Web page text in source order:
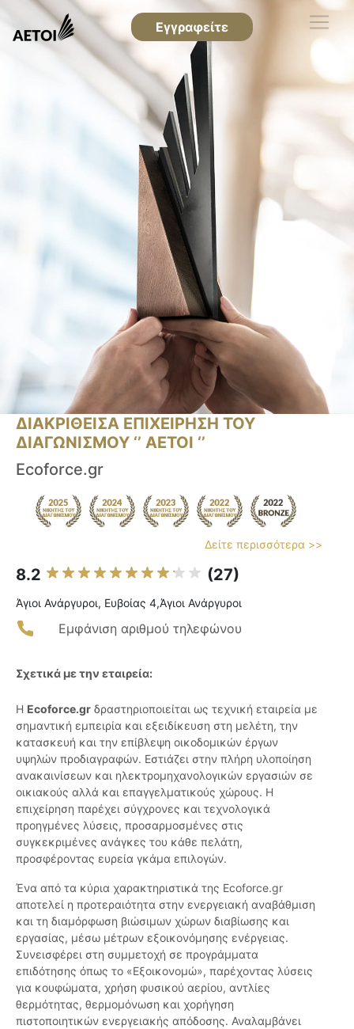
Εγγραφείτε
ΔΙΑΚΡΙΘΕΙΣΑ ΕΠΙΧΕΙΡΗΣΗ ΤΟΥ
ΔΙΑΓΩΝΙΣΜΟΥ ‘’ ΑΕΤΟΙ ‘’
Ecoforce.gr
Δείτε περισσότερα >>
8.2 (27)
Άγιοι Ανάργυροι, Ευβοίας 4,Άγιοι Ανάργυροι
Εμφάνιση αριθμού τηλεφώνου
Σχετικά με την εταιρεία:
Η Ecoforce.gr δραστηριοποιείται ως τεχνική εταιρεία με
σημαντική εμπειρία και εξειδίκευση στη μελέτη, την
κατασκευή και την επίβλεψη οικοδομικών έργων
υψηλών προδιαγραφών. Εστιάζει στην πλήρη υλοποίηση
ανακαινίσεων και ηλεκτρομηχανολογικών εργασιών σε
οικιακούς αλλά και επαγγελματικούς χώρους. Η
επιχείρηση παρέχει σύγχρονες και τεχνολογικά
προηγμένες λύσεις, προσαρμοσμένες στις
συγκεκριμένες ανάγκες του κάθε πελάτη,
προσφέροντας ευρεία γκάμα επιλογών.
Ένα από τα κύρια χαρακτηριστικά της Ecoforce.gr
αποτελεί η προτεραιότητα στην ενεργειακή αναβάθμιση
και τη διαμόρφωση βιώσιμων χώρων διαβίωσης και
εργασίας, μέσω μέτρων εξοικονόμησης ενέργειας.
Συνεισφέρει στη συμμετοχή σε προγράμματα
επιδότησης όπως το «Εξοικονομώ», παρέχοντας λύσεις
για κουφώματα, χρήση φυσικού αερίου, αντλίες
θερμότητας, θερμομόνωση και χορήγηση
πιστοποιητικών ενεργειακής απόδοσης. Αναλαμβάνει